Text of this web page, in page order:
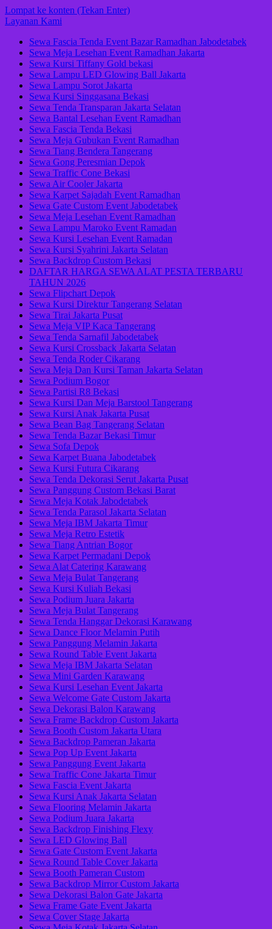
Lompat ke konten (Tekan Enter)
Layanan Kami
Sewa Fascia Tenda Event Bazar Ramadhan Jabodetabek
Sewa Meja Lesehan Event Ramadhan Jakarta
Sewa Kursi Tiffany Gold bekasi
Sewa Lampu LED Glowing Ball Jakarta
Sewa Lampu Sorot Jakarta
Sewa Kursi Singgasana Bekasi
Sewa Tenda Transparan Jakarta Selatan
Sewa Bantal Lesehan Event Ramadhan
Sewa Fascia Tenda Bekasi
Sewa Meja Gubukan Event Ramadhan
Sewa Tiang Bendera Tangerang
Sewa Gong Peresmian Depok
Sewa Traffic Cone Bekasi
Sewa Air Cooler Jakarta
Sewa Karpet Sajadah Event Ramadhan
Sewa Gate Custom Event Jabodetabek
Sewa Meja Lesehan Event Ramadhan
Sewa Lampu Maroko Event Ramadan
Sewa Kursi Lesehan Event Ramadan
Sewa Kursi Syahrini Jakarta Selatan
Sewa Backdrop Custom Bekasi
DAFTAR HARGA SEWA ALAT PESTA TERBARU
TAHUN 2026
Sewa Flipchart Depok
Sewa Kursi Direktur Tangerang Selatan
Sewa Tirai Jakarta Pusat
Sewa Meja VIP Kaca Tangerang
Sewa Tenda Sarnafil Jabodetabek
Sewa Kursi Crossback Jakarta Selatan
Sewa Tenda Roder Cikarang
Sewa Meja Dan Kursi Taman Jakarta Selatan
Sewa Podium Bogor
Sewa Partisi R8 Bekasi
Sewa Kursi Dan Meja Barstool Tangerang
Sewa Kursi Anak Jakarta Pusat
Sewa Bean Bag Tangerang Selatan
Sewa Tenda Bazar Bekasi Timur
Sewa Sofa Depok
Sewa Karpet Buana Jabodetabek
Sewa Kursi Futura Cikarang
Sewa Tenda Dekorasi Serut Jakarta Pusat
Sewa Panggung Custom Bekasi Barat
Sewa Meja Kotak Jabodetabek
Sewa Tenda Parasol Jakarta Selatan
Sewa Meja IBM Jakarta Timur
Sewa Meja Retro Estetik
Sewa Tiang Antrian Bogor
Sewa Karpet Permadani Depok
Sewa Alat Catering Karawang
Sewa Meja Bulat Tangerang
Sewa Kursi Kuliah Bekasi
Sewa Podium Juara Jakarta
Sewa Meja Bulat Tangerang
Sewa Tenda Hanggar Dekorasi Karawang
Sewa Dance Floor Melamin Putih
Sewa Panggung Melamin Jakarta
Sewa Round Table Event Jakarta
Sewa Meja IBM Jakarta Selatan
Sewa Mini Garden Karawang
Sewa Kursi Lesehan Event Jakarta
Sewa Welcome Gate Custom Jakarta
Sewa Dekorasi Balon Karawang
Sewa Frame Backdrop Custom Jakarta
Sewa Booth Custom Jakarta Utara
Sewa Backdrop Pameran Jakarta
Sewa Pop Up Event Jakarta
Sewa Panggung Event Jakarta
Sewa Traffic Cone Jakarta Timur
Sewa Fascia Event Jakarta
Sewa Kursi Anak Jakarta Selatan
Sewa Flooring Melamin Jakarta
Sewa Podium Juara Jakarta
Sewa Backdrop Finishing Flexy
Sewa LED Glowing Ball
Sewa Gate Custom Event Jakarta
Sewa Round Table Cover Jakarta
Sewa Booth Pameran Custom
Sewa Backdrop Mirror Custom Jakarta
Sewa Dekorasi Balon Gate Jakarta
Sewa Frame Gate Event Jakarta
Sewa Cover Stage Jakarta